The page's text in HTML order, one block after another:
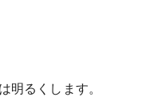
明るくします。